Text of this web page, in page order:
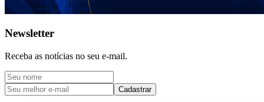
Newsletter
Receba as notícias no seu e-mail.
Cadastrar